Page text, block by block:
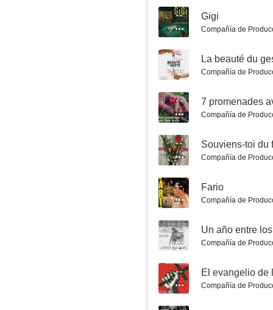
Una dama en París
9.0
Noche y día
-- Gigi
Compañía de
-- La beauté du
Compañía de
-- 7 promenades
Compañía de
-- Souviens-toi du
Compañía de
-- Fario
Compañía de
-- Un año entre
Compañía de
-- El evangelio de
Compañía de